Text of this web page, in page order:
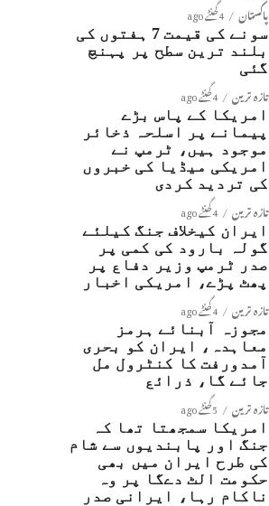
پاکستان 4 گھنٹے ago
سونے کی قیمت 7 ہفتوں کی
بلند ترین سطح پر پہنچ
گئی
تازہ ترین 4 گھنٹے ago
امریکا کے پاس بڑے
پیمانے پر اسلحہ ذخائر
موجود ہیں، ٹرمپ نے
امریکی میڈیا کی خبروں
کی تردید کردی
تازہ ترین 4 گھنٹے ago
ایران کیخلاف جنگ کیلئے
گولہ بارود کی کمی پر
صدر ٹرمپ وزیر دفاع پر
پھٹ پڑے، امریکی اخبار
تازہ ترین 4 گھنٹے ago
مجوزہ آبنائے ہرمز
معاہدہ، ایران کو بحری
آمدورفت کا کنٹرول مل
جائے گا، ذرائع
تازہ ترین 5 گھنٹے ago
امریکا سمجھتا تھا کہ
جنگ اور پابندیوں سے شام
کی طرح ایران میں بھی
حکومت الٹ دےگا پر وہ
ناکام رہا، ایرانی صدر